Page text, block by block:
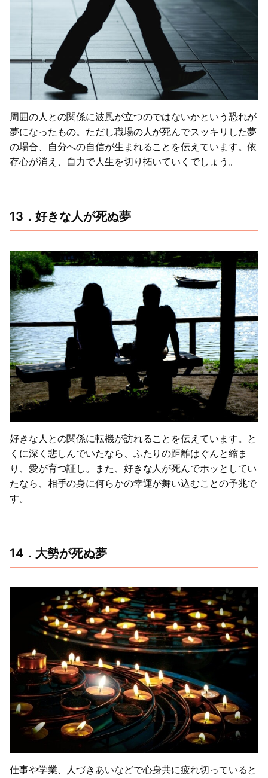
周囲の人との関係に波風が立つのではないかという恐れが
夢になったもの。ただし職場の人が死んでスッキリした夢
の場合、自分への自信が生まれることを伝えています。依
存心が消え、自力で人生を切り拓いていくでしょう。
13．好きな人が死ぬ夢
好きな人との関係に転機が訪れることを伝えています。と
くに深く悲しんでいたなら、ふたりの距離はぐんと縮ま
り、愛が育つ証し。また、好きな人が死んでホッとしてい
たなら、相手の身に何らかの幸運が舞い込むことの予兆で
す。
14．大勢が死ぬ夢
仕事や学業、人づきあいなどで心身共に疲れ切っていると